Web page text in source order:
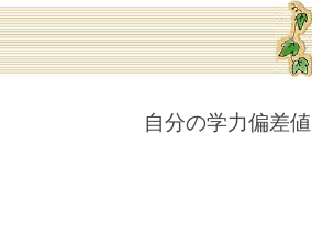
自分の学力偏差